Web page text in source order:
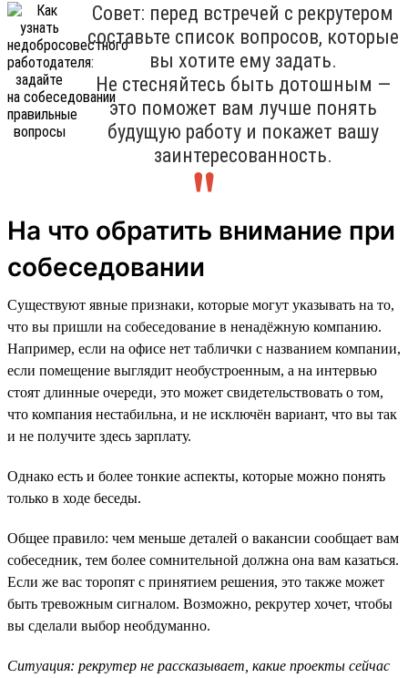
Совет: перед встречей с рекрутером
составьте список вопросов, которые
вы хотите ему задать.
Не стесняйтесь быть дотошным —
это поможет вам лучше понять
будущую работу и покажет вашу
заинтересованность.
На что обратить внимание при
собеседовании
Существуют явные признаки, которые могут указывать на то,
что вы пришли на собеседование в ненадёжную компанию.
Например, если на офисе нет таблички с названием компании,
если помещение выглядит необустроенным, а на интервью
стоят длинные очереди, это может свидетельствовать о том,
что компания нестабильна, и не исключён вариант, что вы так
и не получите здесь зарплату.
Однако есть и более тонкие аспекты, которые можно понять
только в ходе беседы.
Общее правило: чем меньше деталей о вакансии сообщает вам
собеседник, тем более сомнительной должна она вам казаться.
Если же вас торопят с принятием решения, это также может
быть тревожным сигналом. Возможно, рекрутер хочет, чтобы
вы сделали выбор необдуманно.
Ситуация: рекрутер не рассказывает, какие проекты сейчас